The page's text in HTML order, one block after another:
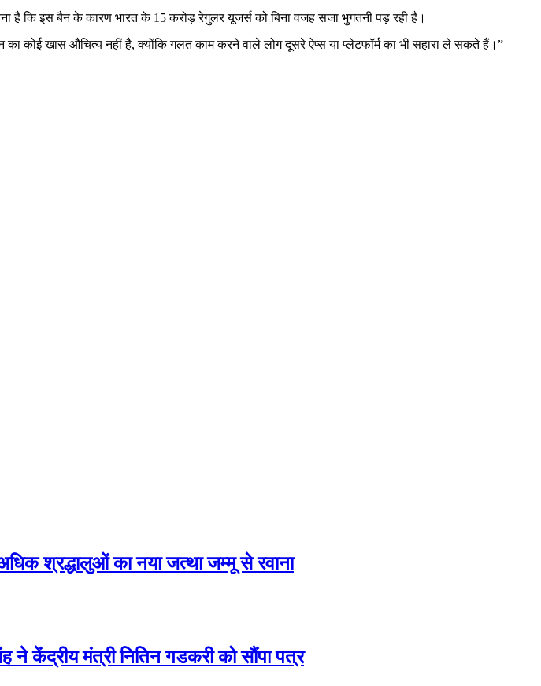
कि इस बैन के कारण भारत के 15 करोड़ रेगुलर यूजर्स को बिना वजह सजा भुगतनी पड़ रही है।
का कोई खास औचित्य नहीं है, क्योंकि गलत काम करने वाले लोग दूसरे ऐप्स या प्लेटफॉर्म का भी सहारा ले सकते हैं।”
श्रद्धालुओं का नया जत्था जम्मू से रवाना
ने केंद्रीय मंत्री नितिन गडकरी को सौंपा पत्र